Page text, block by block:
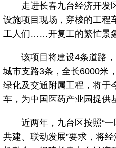
走进长春九台经济开发
设施项目现场，穿梭的工程
工人们……开复工的繁忙景
该项目将建设4条道路，
城市支路3条，全长6000米
绿化及交通附属工程，将于
车，为中国医药产业园提供
近两年，九台区按照“一
共建、联动发展”要求，将